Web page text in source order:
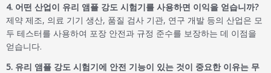
4. 어떤 산업이 유리 앰플 강도 시험기를 사용하면 이익을 얻습니까?
제약 제조, 의료 기기 생산, 품질 검사 기관, 연구 개발 등의 산업은 모
두 테스터를 사용하여 포장 안전과 규정 준수를 보장하는 데 이점을
얻습니다.
5. 유리 앰플 강도 시험기에 안전 기능이 있는 것이 중요한 이유는 무